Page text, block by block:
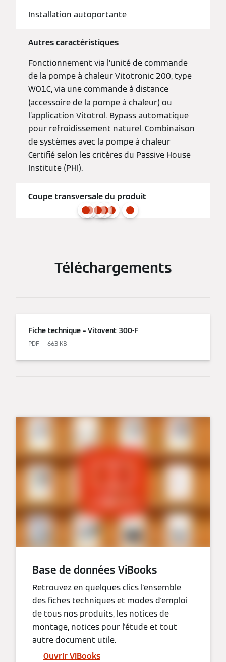
Installation autoportante
Autres caractéristiques
Fonctionnement via l’unité de commande
de la pompe à chaleur Vitotronic 200, type
WO1C, via une commande à distance
(accessoire de la pompe à chaleur) ou
l’application Vitotrol. Bypass automatique
pour refroidissement naturel. Combinaison
de systèmes avec la pompe à chaleur
Certifié selon les critères du Passive House
Institute (PHI).
Coupe transversale du produit
Téléchargements
Fiche technique – Vitovent 300-F
PDF 663 KB
Base de données ViBooks
Retrouvez en quelques clics l'ensemble
des fiches techniques et modes d'emploi
de tous nos produits, les notices de
montage, notices pour l'étude et tout
autre document utile.
Ouvrir ViBooks